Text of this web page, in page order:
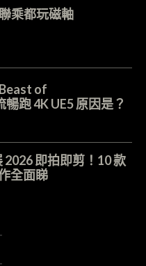
乘都玩磁軸
of
跑 4K UE5 原因是？
2026 即拍即剪！10 款
全面睇